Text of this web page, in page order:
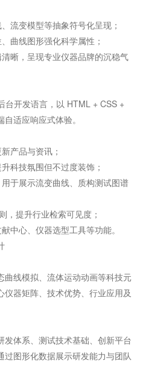
变模型等抽象符号化呈现；
线图形强化科学属性；
，呈现专业仪器品牌的沉稳气
开发语言，以 HTML + CSS +
适应响应式体验。
产品与资讯；
技氛围但不过度装饰；
展示流变曲线、质构测试图谱
提升行业检索可见度；
心、仪器选型工具等功能。
线模拟、流体运动动画等科技元
器矩阵、技术优势、行业应用及
体系、测试技术基础、创新平台
图形化数据展示研发能力与团队